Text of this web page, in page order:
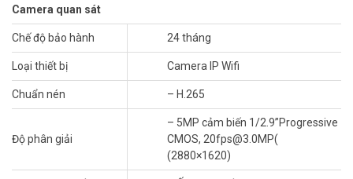
Camera quan sát
Chế độ bảo hành 24 tháng
Loại thiết bị Camera IP Wifi
Chuẩn nén – H.265
Độ phân giải
– 5MP cảm biến 1/2.9”Progressive
CMOS, 20fps@3.0MP(
(2880×1620)